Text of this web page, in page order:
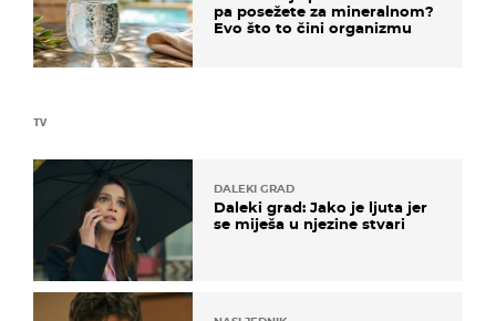
TV
DALEKI GRAD
Daleki grad: Jako je ljuta jer
se miješa u njezine stvari
pa posežete za mineralnom?
Evo što to čini organizmu